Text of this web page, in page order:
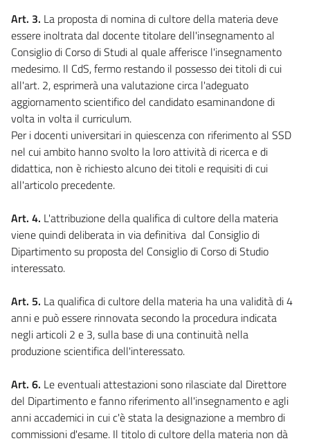
Art. 3. La proposta di nomina di cultore della materia deve
essere inoltrata dal docente titolare dell'insegnamento al
Consiglio di Corso di Studi al quale afferisce l'insegnamento
medesimo. Il CdS, fermo restando il possesso dei titoli di cui
all'art. 2, esprimerà una valutazione circa l'adeguato
aggiornamento scientifico del candidato esaminandone di
volta in volta il curriculum.
Per i docenti universitari in quiescenza con riferimento al SSD
nel cui ambito hanno svolto la loro attività di ricerca e di
didattica, non è richiesto alcuno dei titoli e requisiti di cui
all'articolo precedente.
Art. 4. L'attribuzione della qualifica di cultore della materia
viene quindi deliberata in via definitiva dal Consiglio di
Dipartimento su proposta del Consiglio di Corso di Studio
interessato.
Art. 5. La qualifica di cultore della materia ha una validità di 4
anni e può essere rinnovata secondo la procedura indicata
negli articoli 2 e 3, sulla base di una continuità nella
produzione scientifica dell'interessato.
Art. 6. Le eventuali attestazioni sono rilasciate dal Direttore
del Dipartimento e fanno riferimento all'insegnamento e agli
anni accademici in cui c'è stata la designazione a membro di
commissioni d'esame. Il titolo di cultore della materia non dà